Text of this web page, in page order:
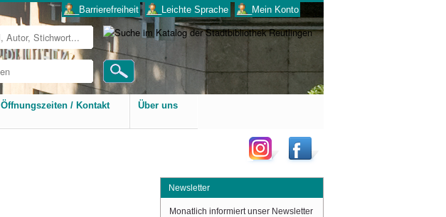
___Barrierefreiheit ___Leichte Sprache ___Mein Konto
Öffnungszeiten / Kontakt Über uns
Newsletter
Monatlich informiert unser Newsletter